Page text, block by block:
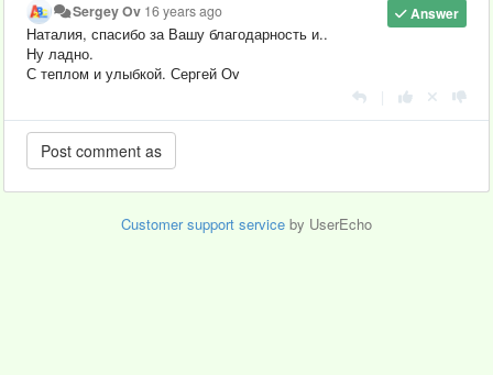
Answer
Sergey Ov 16 years ago
Наталия, спасибо за Вашу благодарность и..
Ну ладно.
С теплом и улыбкой. Сергей Оv
Customer support service by UserEcho